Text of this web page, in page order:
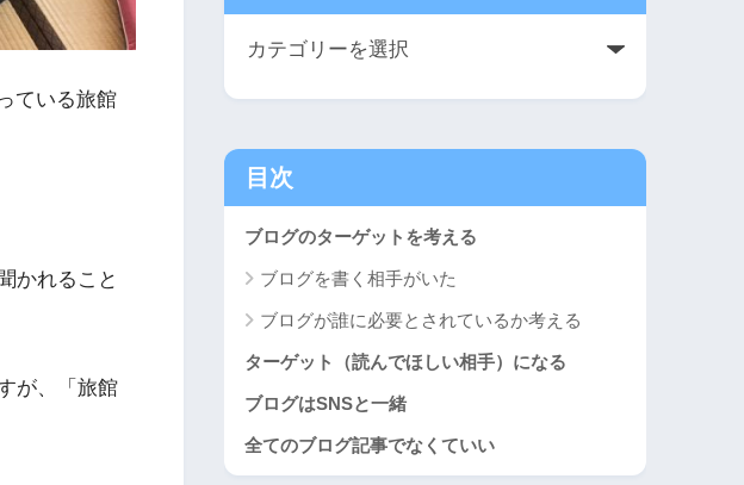
ている旅館
かれること
が、「旅館
目次
ブログのターゲットを考える
ブログを書く相手がいた
ブログが誰に必要とされているか考える
ターゲット（読んでほしい相手）になる
ブログはSNSと一緒
全てのブログ記事でなくていい